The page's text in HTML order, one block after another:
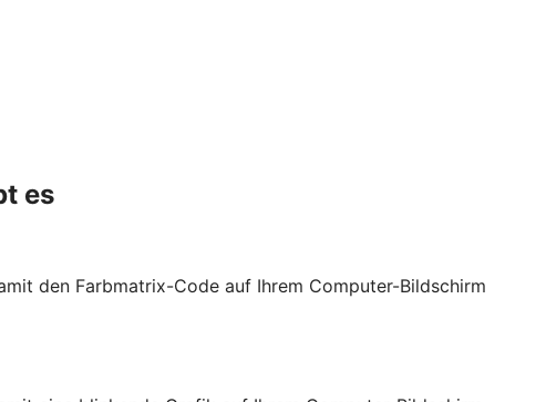
es
den Farbmatrix-Code auf Ihrem Computer-Bildschirm